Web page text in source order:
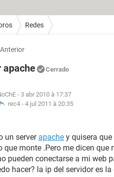
Redes
apache Cerrado
- 3 abr 2010 à 17:37
rec4 - 4 jul 2011 à 20:35
un server apache y quisera
que monte .Pero me dicen
pueden conectarse a mi web
hacer? la ip del servidor es